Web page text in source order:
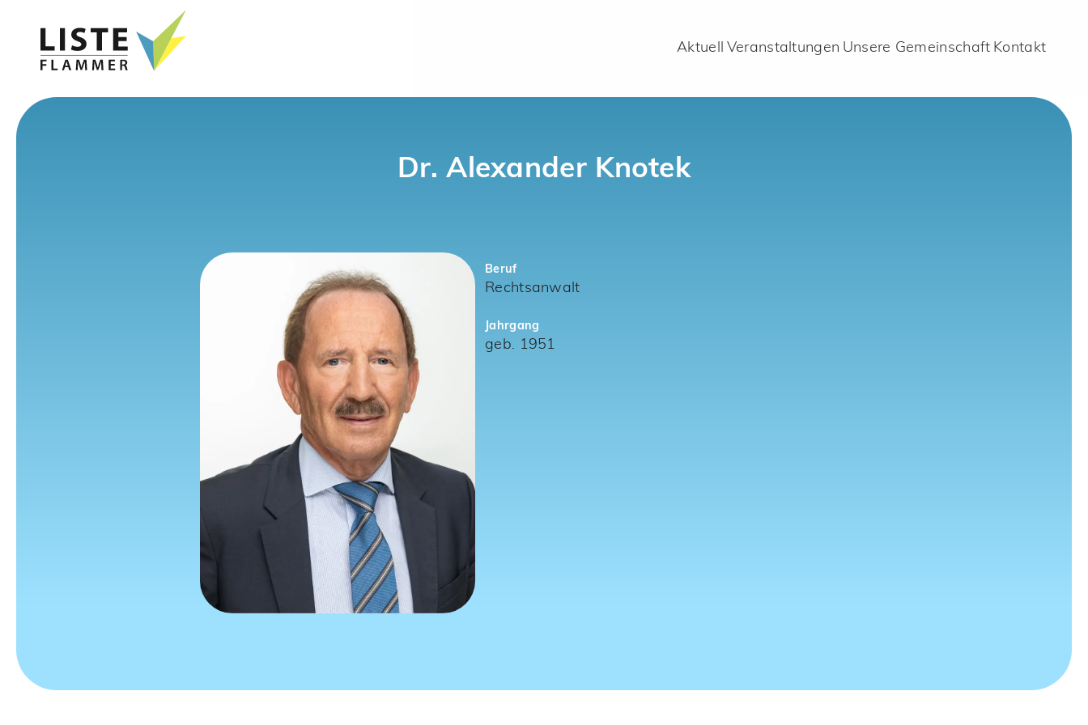
Aktuell Veranstaltungen Unsere Gemeinschaft Kontakt
Dr. Alexander Knotek
Beruf
Rechtsanwalt
Jahrgang
geb. 1951